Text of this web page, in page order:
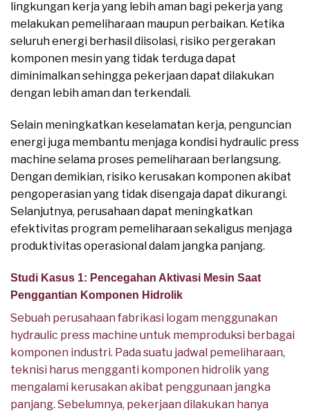
lingkungan kerja yang lebih aman bagi pekerja yang
melakukan pemeliharaan maupun perbaikan. Ketika
seluruh energi berhasil diisolasi, risiko pergerakan
komponen mesin yang tidak terduga dapat
diminimalkan sehingga pekerjaan dapat dilakukan
dengan lebih aman dan terkendali.
Selain meningkatkan keselamatan kerja, penguncian
energi juga membantu menjaga kondisi hydraulic press
machine selama proses pemeliharaan berlangsung.
Dengan demikian, risiko kerusakan komponen akibat
pengoperasian yang tidak disengaja dapat dikurangi.
Selanjutnya, perusahaan dapat meningkatkan
efektivitas program pemeliharaan sekaligus menjaga
produktivitas operasional dalam jangka panjang.
Studi Kasus 1: Pencegahan Aktivasi Mesin Saat
Penggantian Komponen Hidrolik
Sebuah perusahaan fabrikasi logam menggunakan
hydraulic press machine untuk memproduksi berbagai
komponen industri. Pada suatu jadwal pemeliharaan,
teknisi harus mengganti komponen hidrolik yang
mengalami kerusakan akibat penggunaan jangka
panjang. Sebelumnya, pekerjaan dilakukan hanya